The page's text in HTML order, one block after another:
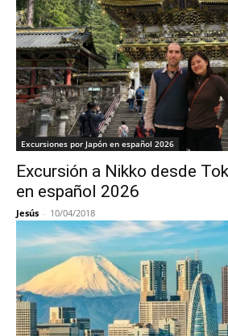
Excursiones por Japón en español 2026
Excursión a Nikko desde
en español 2026
Jesús - 10/04/2018